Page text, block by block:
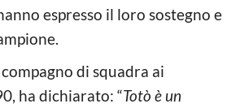
espresso il loro sostegno e
compagno di squadra ai
ha dichiarato: “Totò è un